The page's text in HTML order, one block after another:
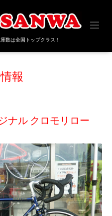
数は全国トップクラス！
報
ナル クロモリロー